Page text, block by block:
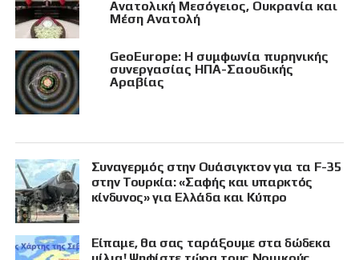
Ανατολική Μεσόγειος, Ουκρανία και
Μέση Ανατολή
GeoEurope: Η συμφωνία πυρηνικής
συνεργασίας ΗΠΑ-Σαουδικής
Αραβίας
Συναγερμός στην Ουάσιγκτον για τα F-35
στην Τουρκία: «Σαφής και υπαρκτός
κίνδυνος» για Ελλάδα και Κύπρο
Είπαμε, θα σας ταράξουμε στα δώδεκα